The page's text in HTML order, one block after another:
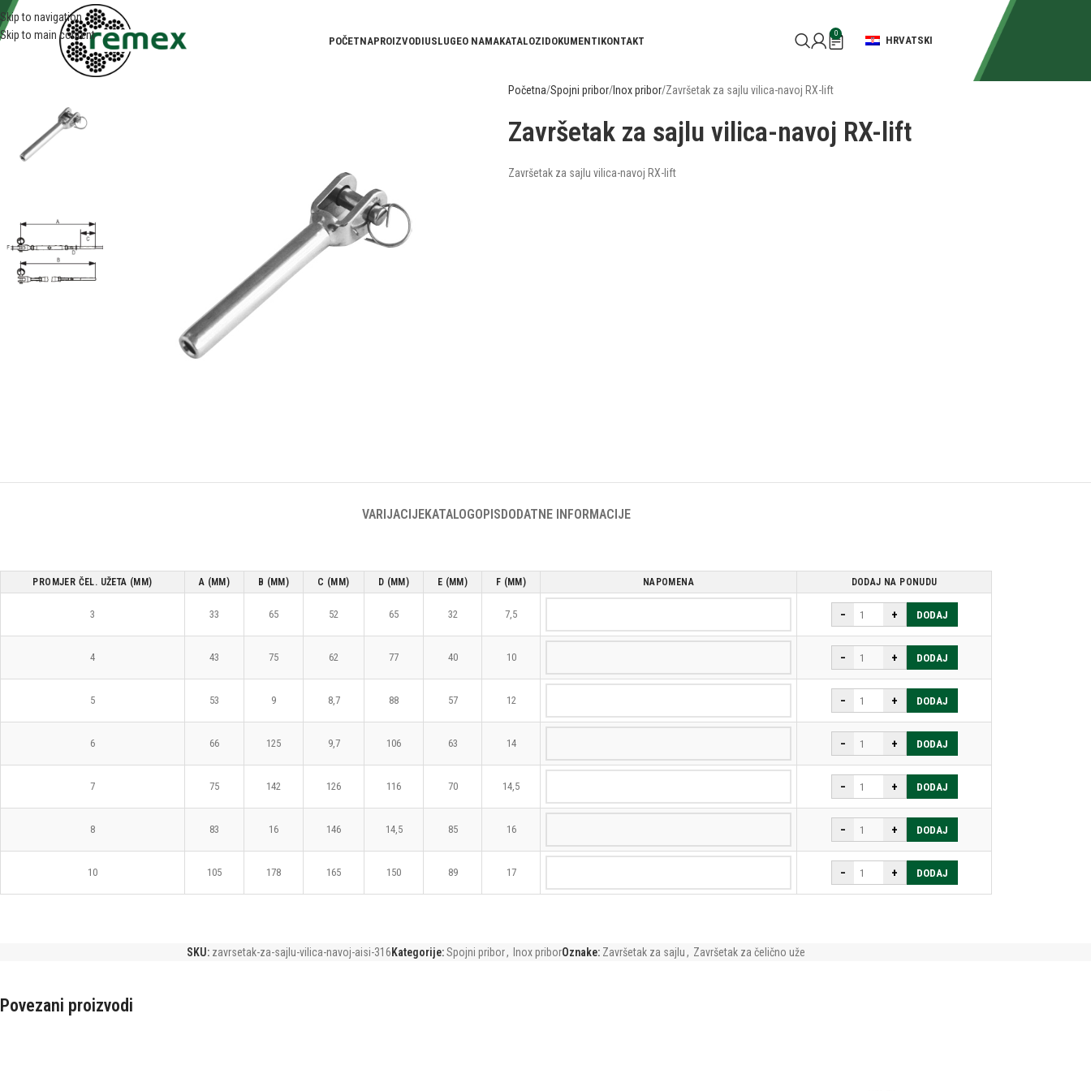
Skip to navigation
Skip to main content
POČETNAPROIZVODIUSLUGEO NAMAKATALOZIDOKUMENTIKONTAKT
0
HRVATSKI
Početna Spojni pribor Inox pribor Završetak za sajlu vilica-navoj RX-lift
Završetak za sajlu vilica-navoj RX-lift
Završetak za sajlu vilica-navoj RX-lift
VARIJACIJEKATALOGOPISDODATNE INFORMACIJE
PROMJER ČEL. UŽETA (MM) A (MM) B (MM) C (MM) D (MM) E (MM) F (MM) NAPOMENA DODAJ NA PONUDU
3 33 65 52 65 32 7,5 − + DODAJ
4 43 75 62 77 40 10 − + DODAJ
5 53 9 8,7 88 57 12 − + DODAJ
6 66 125 9,7 106 63 14 − + DODAJ
7 75 142 126 116 70 14,5 − + DODAJ
8 83 16 146 14,5 85 16 − + DODAJ
10 105 178 165 150 89 17 − + DODAJ
SKU: zavrsetak-za-sajlu-vilica-navoj-aisi-316Kategorije:Spojni pribor, Inox priborOznake: Završetak za sajlu, Završetak za čelično uže
Povezani proizvodi